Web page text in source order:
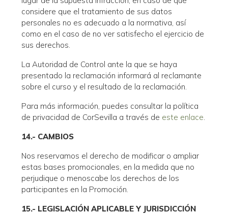
considere que el tratamiento de sus datos
personales no es adecuado a la normativa, así
como en el caso de no ver satisfecho el ejercicio de
sus derechos.
La Autoridad de Control ante la que se haya
presentado la reclamación informará al reclamante
sobre el curso y el resultado de la reclamación.
Para más información, puedes consultar la política
de privacidad de CorSevilla a través de este enlace.
14.- CAMBIOS
Nos reservamos el derecho de modificar o ampliar
estas bases promocionales, en la medida que no
perjudique o menoscabe los derechos de los
participantes en la Promoción.
15.- LEGISLACIÓN APLICABLE Y JURISDICCIÓN